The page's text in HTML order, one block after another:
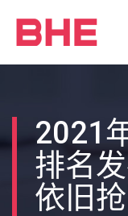
2021
排名
依旧抢